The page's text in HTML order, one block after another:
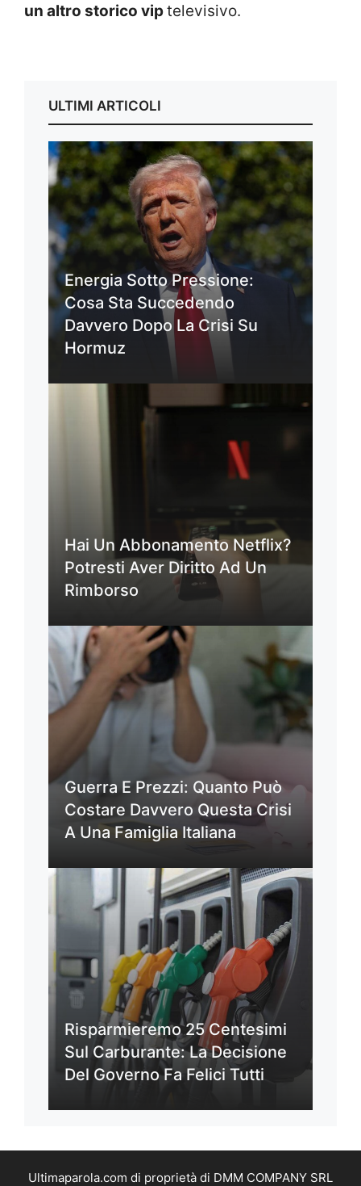
un altro storico viptelevisivo.
ULTIMI ARTICOLI
Energia Sotto Pressione:
Cosa Sta Succedendo
Davvero Dopo La Crisi Su
Hormuz
Hai Un Abbonamento Netflix?
Potresti Aver Diritto Ad Un
Rimborso
Guerra E Prezzi: Quanto Può
Costare Davvero Questa Crisi
A Una Famiglia Italiana
Risparmieremo 25 Centesimi
Sul Carburante: La Decisione
Del Governo Fa Felici Tutti
Ultimaparola.com di proprietà di DMM COMPANY SRL